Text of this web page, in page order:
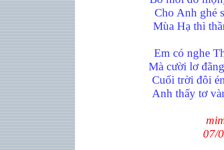
Cho Anh ghé
Mùa Hạ thì
Em có nghe
Mà cười lơ
Cuối trời đôi
Anh thấy tơ
07/